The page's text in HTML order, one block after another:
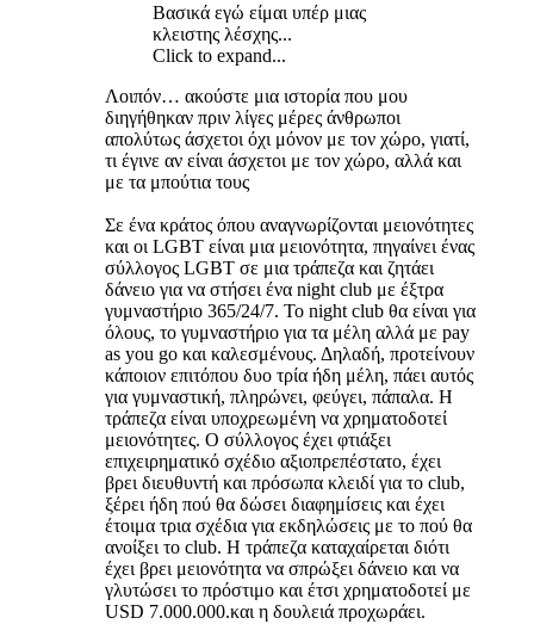
Βασικά εγώ είμαι υπέρ μιας
κλειστης λέσχης...
Click to expand...
Λοιπόν… ακούστε μια ιστορία που μου
διηγήθηκαν πριν λίγες μέρες άνθρωποι
απολύτως άσχετοι όχι μόνον με τον χώρο, γιατί,
τι έγινε αν είναι άσχετοι με τον χώρο, αλλά και
με τα μπούτια τους
Σε ένα κράτος όπου αναγνωρίζονται μειονότητες
και οι LGBT είναι μια μειονότητα, πηγαίνει ένας
σύλλογος LGBT σε μια τράπεζα και ζητάει
δάνειο για να στήσει ένα night club με έξτρα
γυμναστήριο 365/24/7. Το night club θα είναι για
όλους, το γυμναστήριο για τα μέλη αλλά με pay
as you go και καλεσμένους. Δηλαδή, προτείνουν
κάποιον επιτόπου δυο τρία ήδη μέλη, πάει αυτός
για γυμναστική, πληρώνει, φεύγει, πάπαλα. Η
τράπεζα είναι υποχρεωμένη να χρηματοδοτεί
μειονότητες. Ο σύλλογος έχει φτιάξει
επιχειρηματικό σχέδιο αξιοπρεπέστατο, έχει
βρει διευθυντή και πρόσωπα κλειδί για το club,
ξέρει ήδη πού θα δώσει διαφημίσεις και έχει
έτοιμα τρια σχέδια για εκδηλώσεις με το πού θα
ανοίξει το club. Η τράπεζα καταχαίρεται διότι
έχει βρει μειονότητα να σπρώξει δάνειο και να
γλυτώσει το πρόστιμο και έτσι χρηματοδοτεί με
USD 7.000.000.και η δουλειά προχωράει.